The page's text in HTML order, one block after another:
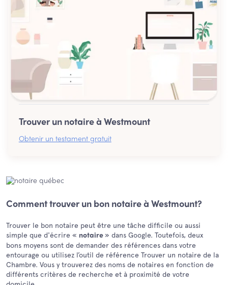
Comment trouver un bon notaire à Westmount?
Trouver le bon notaire peut être une tâche difficile ou aussi
simple que d'écrire « notaire » dans Google. Toutefois, deux
bons moyens sont de demander des références dans votre
entourage ou utilisez l’outil de référence Trouver un notaire de la
Chambre. Vous y trouverez des noms de notaires en fonction de
différents critères de recherche et à proximité de votre
Trouver un notaire à Westmount
Obtenir un testament gratuit